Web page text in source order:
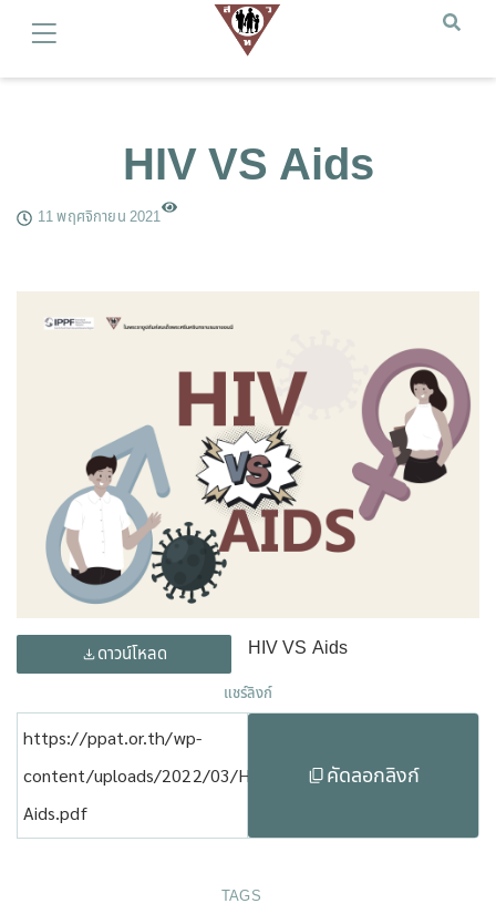
HIV VS Aids
11 พฤศจิกายน 2021
ดาวน์โหลด HIV VS Aids
แชร์ลิงก์
https://ppat.or.th/wp-
content/uploads/2022/03/HIV-
Aids.pdf
คัดลอกลิงก์
TAGS